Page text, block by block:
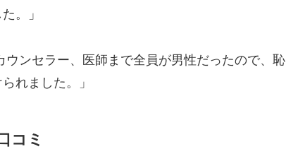
。」
ウンセラー、医師まで全員が男性だったので、恥
れました。」
コミ